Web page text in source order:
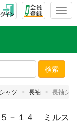
T
l
e
n
v
g
検索
シャツ 長袖 長袖シ
－１４ ミルス